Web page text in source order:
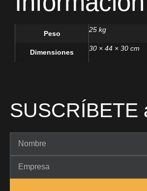
Peso 25 kg
Dimensiones 30 × 44 × 30 cm
SUSCRÍBETE